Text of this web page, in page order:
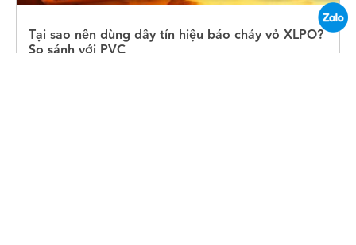
Tại sao nên dùng dây tín hiệu báo cháy vỏ XLPO?
So sánh với PVC